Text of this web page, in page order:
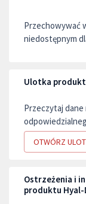
Przechowywać
niedostępnym
Ulotka
Przeczytaj
OTWÓRZ
Ostrzeżenia i
produktu